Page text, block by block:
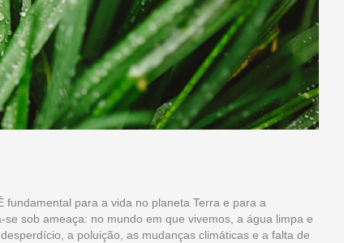
para a vida no planeta Terra e para a
sob ameaça: no mundo em que vivemos, a água limpa e
a poluição, as mudanças climáticas e a falta de